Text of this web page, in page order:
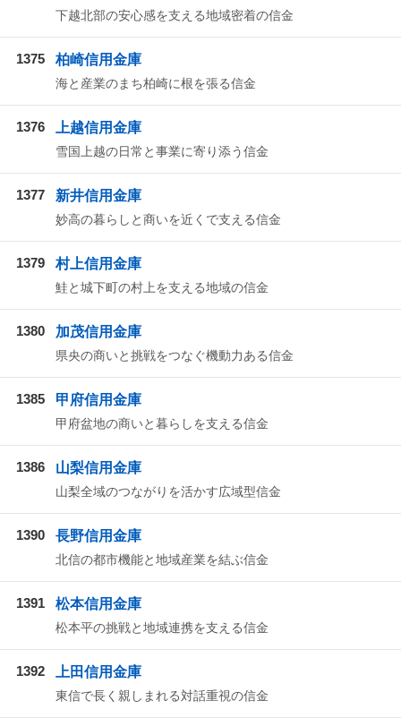
下越北部の安心感を支える地域密着の信金
1375 柏崎信用金庫
海と産業のまち柏崎に根を張る信金
1376 上越信用金庫
雪国上越の日常と事業に寄り添う信金
1377 新井信用金庫
妙高の暮らしと商いを近くで支える信金
1379 村上信用金庫
鮭と城下町の村上を支える地域の信金
1380 加茂信用金庫
県央の商いと挑戦をつなぐ機動力ある信金
1385 甲府信用金庫
甲府盆地の商いと暮らしを支える信金
1386 山梨信用金庫
山梨全域のつながりを活かす広域型信金
1390 長野信用金庫
北信の都市機能と地域産業を結ぶ信金
1391 松本信用金庫
松本平の挑戦と地域連携を支える信金
1392 上田信用金庫
東信で長く親しまれる対話重視の信金